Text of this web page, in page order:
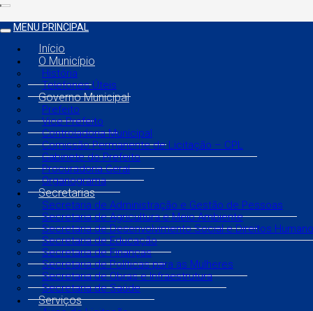
MENU PRINCIPAL
Início
O Município
História
Telefones Úteis
Governo Municipal
Prefeito
Vice Prefeito
Controladoria Municipal
Comissão Permanente de Licitação – CPL
Gabinete do Prefeito
Procuradoria Geral
Organograma
Secretarias
Secretaria de Administração e Gestão de Pessoas
Secretaria de Agricultura e Meio Ambiente
Secretaria de Desenvolvimento Social e Direitos
Secretaria de Educação
Secretaria de Finanças
Secretaria de Políticas para as Mulheres
Secretaria de Obras e Infraestrutura
Secretaria de Saúde
Serviços